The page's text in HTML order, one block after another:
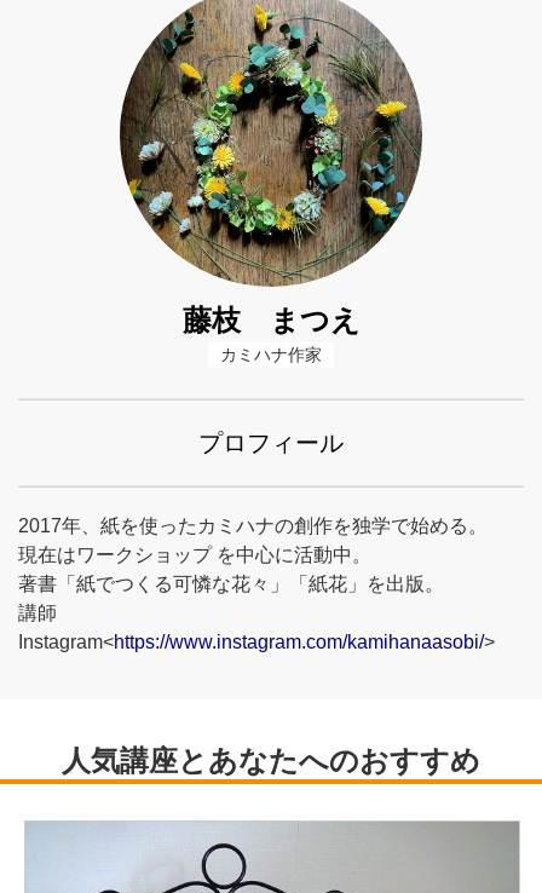
藤枝 まつえ
カミハナ作家
プロフィール
2017年、紙を使ったカミハナの創作を独学で始める。
現在はワークショップ を中心に活動中。
著書「紙でつくる可憐な花々」「紙花」を出版。
講師
Instagram<https://www.instagram.com/kamihanaasobi/>